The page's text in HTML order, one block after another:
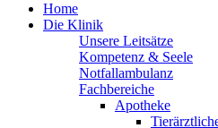
Home
Die Klinik
Unsere Leitsätze
Kompetenz & Seele
Notfallambulanz
Fachbereiche
Apotheke